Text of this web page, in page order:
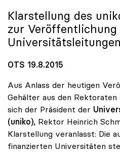
Klarstellung des
zur Veröffentlichung
Universitätsleitungen
OTS 19.8.2015
Aus Anlass der heutigen
Gehälter aus den
sich der Präsident der
(uniko), Rektor Heinrich
Klarstellung veranlasst: Die
finanzierten Universitäten